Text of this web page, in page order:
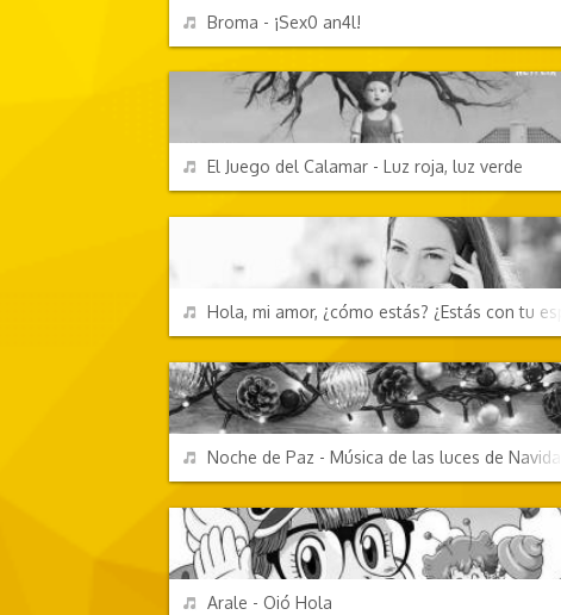
REPRODUCIR
Broma - ¡Sex0 an4l!
TV Y CINE
REPRODUCIR
El Juego del Calamar - Luz roja, luz verde
PERSONAJES Y FRASES
REPRODUCIR
Hola, mi amor, ¿cómo estás? ¿Estás con tu
FESTIVIDADES
REPRODUCIR
Noche de Paz - Música de las luces de Navidad
PERSONAJES Y FRASES
REPRODUCIR
Arale - Oió Hola